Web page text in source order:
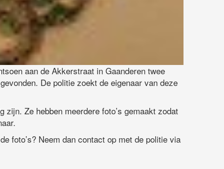
aan de Akkerstraat in Gaanderen twee
De politie zoekt de eigenaar van deze
Ze hebben meerdere foto’s gemaakt zodat
foto’s? Neem dan contact op met de politie via